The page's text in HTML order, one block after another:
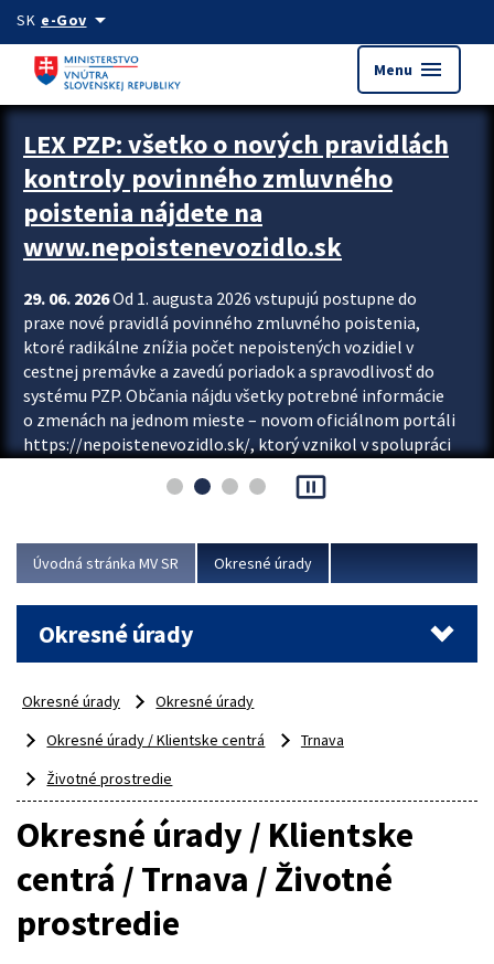
Preskocit na hlavný obsah
SK e-Govarrow_drop_down
Menu menu
Zastavit automatický posun upútavok
LEX PZP: všetko o nových pravidlách
kontroly povinného zmluvného
poistenia nájdete na
www.nepoistenevozidlo.sk
29. 06. 2026Od 1. augusta 2026 vstupujú postupne do
praxe nové pravidlá povinného zmluvného poistenia,
ktoré radikálne znížia počet nepoistených vozidiel v
cestnej premávke a zavedú poriadok a spravodlivosť do
systému PZP. Občania nájdu všetky potrebné informácie
o zmenách na jednom mieste – novom oficiálnom portáli
https://nepoistenevozidlo.sk/, ktorý vznikol v spolupráci
asociácie poisťovní (SLASPO) a Ministerstva vnútra SR.
Viac
pause_presentation
Úvodná stránka MV SR Okresné úrady
Okresné úrady
Okresné úrady
Okresné úrady
Okresné úrady / Klientske centrá
Trnava
Životné prostredie
Okresné úrady / Klientske
centrá / Trnava / Životné
prostredie